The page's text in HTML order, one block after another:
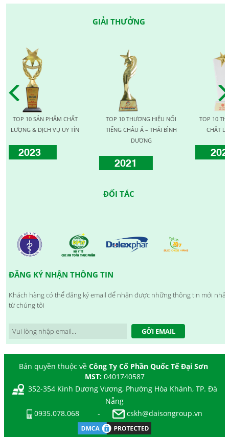
GIẢI THƯỞNG
10 SẢN PHẨM CHẤT
& DỊCH VỤ UY TÍN
2023
TOP 10 THƯƠNG HIỆU NỔI
TIẾNG CHÂU Á – THÁI BÌNH
DƯƠNG
2021
TOP 10
CHẤT LƯỢNG
2020
ĐỐI TÁC
ĐĂNG KÝ NHẬN THÔNG TIN
Khách hàng có thể đăng ký email để nhận được những thông tin mới nhất
từ chúng tôi
GỞI EMAIL
Bản quyền thuộc về Công Ty Cổ Phần Quốc Tế Đại Sơn
MST: 0401740587
352-354 Kinh Dương Vương, Phường Hòa Khánh, TP. Đà
Nẵng
0935.078.068
- cskh@daisongroup.vn